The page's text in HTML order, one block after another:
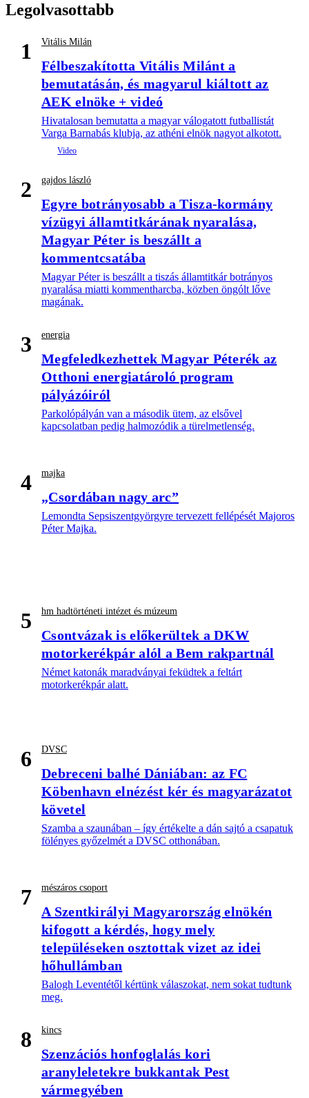
Legolvasottabb
1 Vitális Milán
Félbeszakította Vitális Milánt a
bemutatásán, és magyarul kiáltott az
AEK elnöke + videó
Hivatalosan bemutatta a magyar válogatott futballistát
Varga Barnabás klubja, az athéni elnök nagyot alkotott.
2 gajdos lászló
Egyre botrányosabb a Tisza-kormány
vízügyi államtitkárának nyaralása,
Magyar Péter is beszállt a
kommentcsatába
Magyar Péter is beszállt a tiszás államtitkár botrányos
nyaralása miatti kommentharcba, közben öngólt lőve
magának.
3 energia
Megfeledkezhettek Magyar Péterék az
Otthoni energiatároló program
pályázóiról
Parkolópályán van a második ütem, az elsővel
kapcsolatban pedig halmozódik a türelmetlenség.
4 majka
„Csordában nagy arc”
Lemondta Sepsiszentgyörgyre tervezett fellépését Majoros
Péter Majka.
5 hm hadtörténeti intézet és múzeum
Csontvázak is előkerültek a DKW
motorkerékpár alól a Bem rakpartnál
Német katonák maradványai feküdtek a feltárt
motorkerékpár alatt.
6 DVSC
Debreceni balhé Dániában: az FC
Köbenhavn elnézést kér és magyarázatot
követel
Szamba a szaunában – így értékelte a dán sajtó a csapatuk
fölényes győzelmét a DVSC otthonában.
7 mészáros csoport
A Szentkirályi Magyarország elnökén
kifogott a kérdés, hogy mely
településeken osztottak vizet az idei
hőhullámban
Balogh Leventétől kértünk válaszokat, nem sokat tudtunk
meg.
8 kincs
Szenzációs honfoglalás kori
aranyleletekre bukkantak Pest
vármegyében